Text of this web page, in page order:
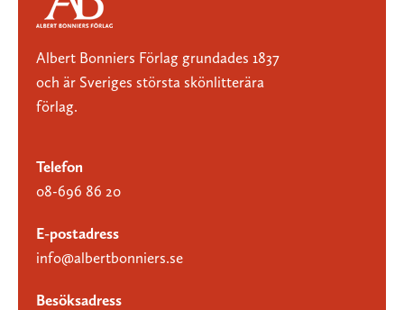
Albert Bonniers Förlag grundades 1837
och är Sveriges största skönlitterära
förlag.
Telefon
08-696 86 20
E-postadress
info@albertbonniers.se
Besöksadress